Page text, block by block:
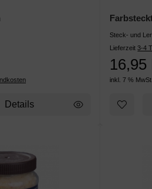
Details
Steck- und
Lieferzeit3-4
16,95
inkl. 7 % MwSt.